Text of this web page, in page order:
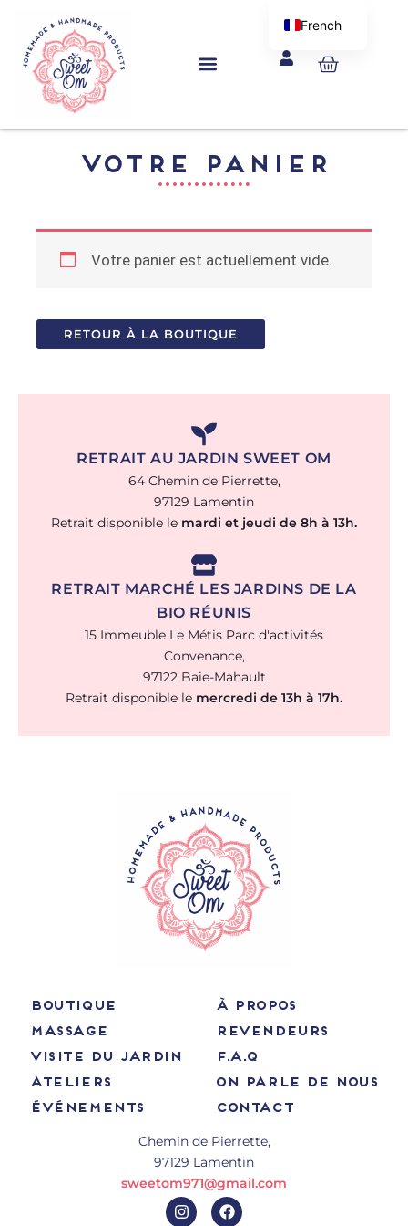
contenu
Panier
VOTRE PANIER
Votre panier est actuellement vide.
RETOUR À LA BOUTIQUE
RETRAIT AU JARDIN SWEET OM
64 Chemin de Pierrette,
97129 Lamentin
Retrait disponible le mardi et jeudi de 8h à 13h.
RETRAIT MARCHÉ LES JARDINS DE LA
BIO RÉUNIS
15 Immeuble Le Métis Parc d'activités
Convenance,
97122 Baie-Mahault
Retrait disponible le mercredi de 13h à 17h.
BOUTIQUE
MASSAGE
VISITE DU JARDIN
ATELIERS
ÉVÉNEMENTS
À PROPOS
REVENDEURS
F.A.Q
ON PARLE DE NOUS
CONTACT
Chemin de Pierrette,
97129 Lamentin
sweetom971@gmail.com
I
n
F
a
French
English